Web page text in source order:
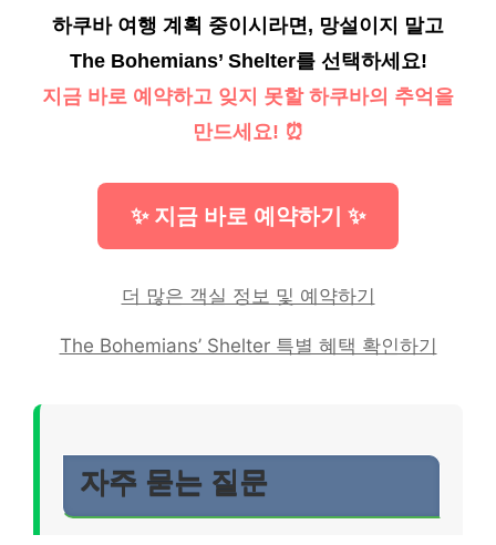
하쿠바 여행 계획 중이시라면, 망설이지 말고
The Bohemians’ Shelter를 선택하세요!
지금 바로 예약하고 잊지 못할 하쿠바의 추억을
만드세요! ⏰
✨ 지금 바로 예약하기 ✨
더 많은 객실 정보 및 예약하기
The Bohemians’ Shelter 특별 혜택 확인하기
자주 묻는 질문